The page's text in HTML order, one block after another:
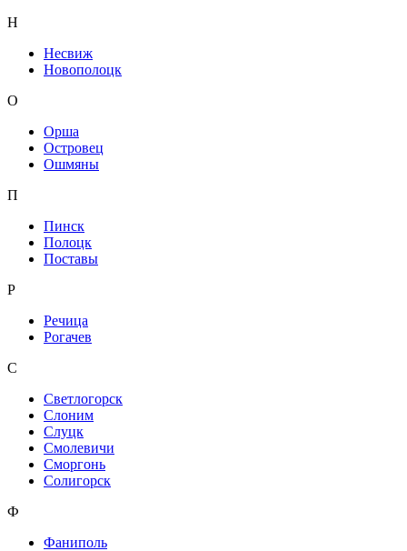
Н
Несвиж
Новополоцк
О
Орша
Островец
Ошмяны
П
Пинск
Полоцк
Поставы
Р
Речица
Рогачев
С
Светлогорск
Слоним
Слуцк
Смолевичи
Сморгонь
Солигорск
Ф
Фаниполь